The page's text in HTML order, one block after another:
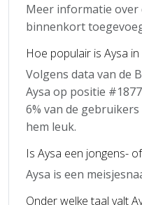
Meer informatie
binnenkort
Hoe populair is Aysa
Volgens data van de
Aysa op positie
6% van de
hem leuk.
Is Aysa een jongens-
Aysa is een
Onder welke taal valt